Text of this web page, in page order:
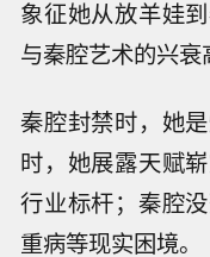
象征她从放羊娃
与秦腔艺术的兴衰
秦腔封禁时，她
时，她展露天赋
行业标杆；秦腔
重病等现实困境。